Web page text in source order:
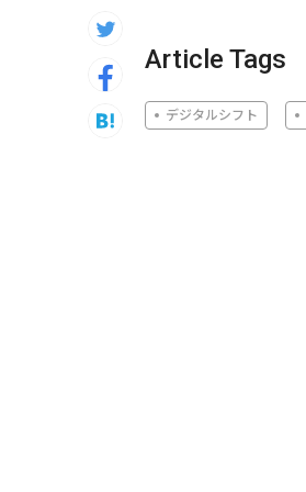
Article Tags
デジタルシフト